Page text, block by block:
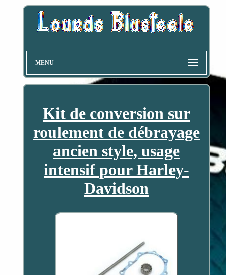
MENU
Kit de conversion sur
roulement de débrayage
ancien style, usage
intensif pour Harley-
Davidson